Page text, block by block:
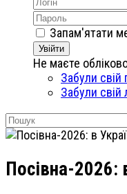
Запам'ятати
Увійти
Не маєте
Забули свій
Забули свій
Посівна-2026: